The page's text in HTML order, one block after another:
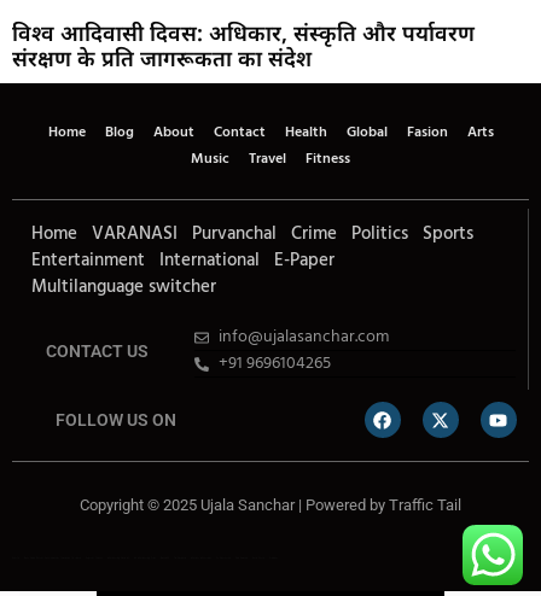
विश्व आदिवासी दिवस: अधिकार, संस्कृति और पर्यावरण
संरक्षण के प्रति जागरूकता का संदेश
Home Blog About Contact Health Global Fasion
Arts
Music
Travel Fitness
Home VARANASI Purvanchal Crime Politics Sports
Entertainment International E-Paper
Multilanguage switcher
CONTACT US
info@ujalasanchar.com
+91 9696104265
FOLLOW US ON
Copyright © 2025 Ujala Sanchar | Powered by Traffic Tail